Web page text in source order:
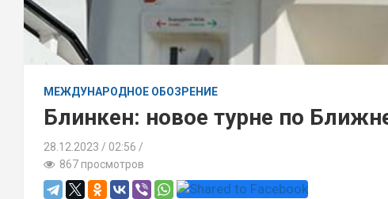
МЕЖДУНАРОДНОЕ ОБОЗРЕНИЕ
Блинкен: новое турне по
28.12.2023
02:56 /
867 просмотров